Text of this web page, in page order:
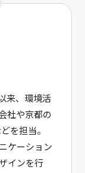
来、環境活
社や京都の
を担当。
ケーション
インを行